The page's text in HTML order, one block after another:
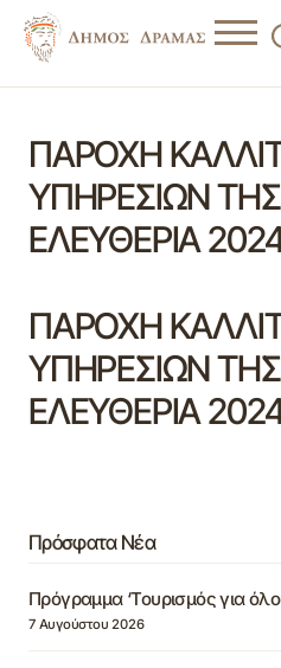
ΠΑΡΟΧΗ
ΥΠΗΡΕΣΙΩΝ
ΕΛΕΥΘΕΡΙΑ
ΠΑΡΟΧΗ
ΥΠΗΡΕΣΙΩΝ
ΕΛΕΥΘΕΡΙΑ
Πρόσφατα Νέα
Πρόγραμμα ‘Τουρισμός για
7 Αυγούστου 2026